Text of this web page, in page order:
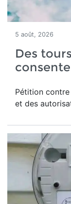
5 août, 2026
Des
Pétition
et des